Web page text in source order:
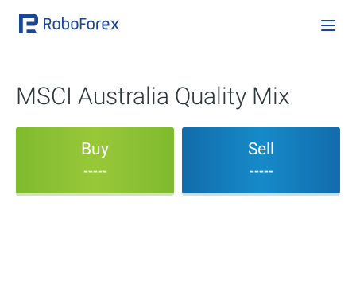
MSCI Australia Quality Mix
Buy
-----
Sell
-----